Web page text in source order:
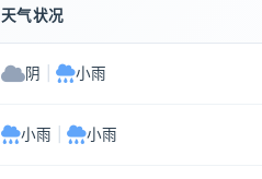
天气状况
阴 小雨
小雨 小雨